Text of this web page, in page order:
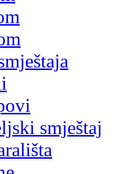
smještaj